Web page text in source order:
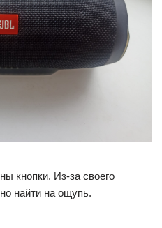
кнопки. Из-за своего
найти на ощупь.